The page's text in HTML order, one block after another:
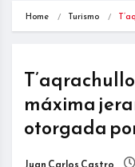
Home Turismo
máxima
otorgada